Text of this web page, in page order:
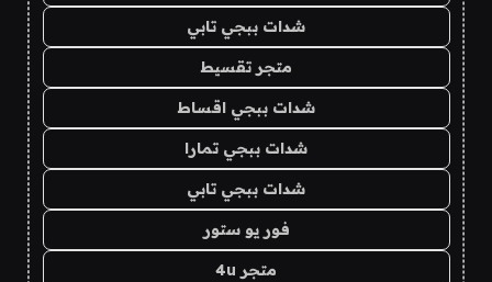
شدات ببجي تابي
متجر تقسيط
شدات ببجي اقساط
شدات ببجي تمارا
شدات ببجي تابي
فور يو ستور
متجر 4u